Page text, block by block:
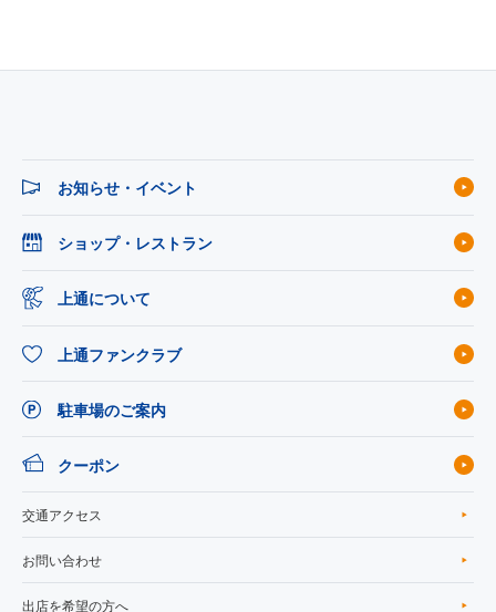
お知らせ・イベント
ショップ・レストラン
上通について
上通ファンクラブ
駐車場のご案内
クーポン
交通アクセス
お問い合わせ
出店を希望の方へ